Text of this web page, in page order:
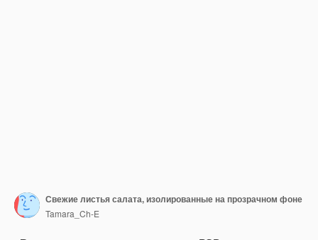
Свежие листья салата, изолированные на прозрачном фоне
Tamara_Ch-E